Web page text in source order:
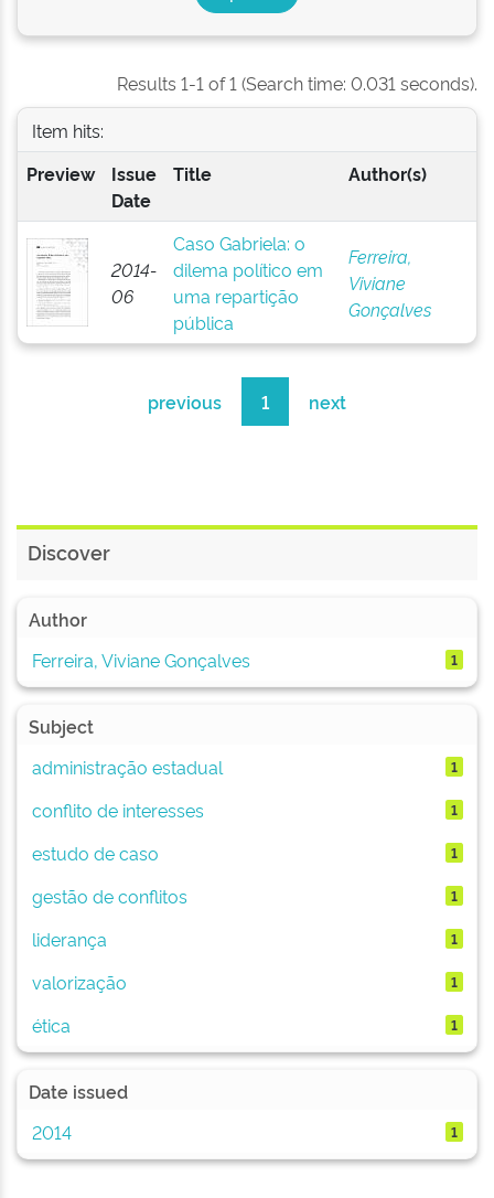
Results 1-1 of 1 (Search time: 0.031 seconds).
Item hits:
Preview
Issue
Date
Title Author(s)
2014-
06
Caso Gabriela: o
dilema político em
uma repartição
pública
Ferreira,
Viviane
Gonçalves
previous 1 next
Discover
Author
Ferreira, Viviane Gonçalves
1
Subject
administração estadual
1
conflito de interesses 1
estudo de caso 1
gestão de conflitos 1
liderança 1
valorização 1
ética 1
Date issued
2014
1